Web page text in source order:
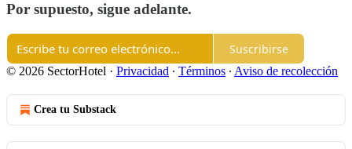
Por supuesto, sigue adelante.
Suscribirse
© 2026 SectorHotel · Privacidad ∙ Términos ∙ Aviso de recolección
Crea tu Substack